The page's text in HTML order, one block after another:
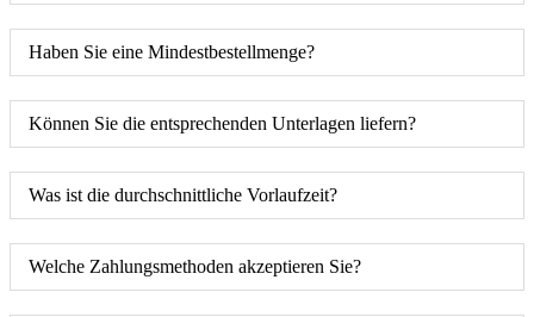
Haben Sie eine Mindestbestellmenge?
Können Sie die entsprechenden Unterlagen liefern?
Was ist die durchschnittliche Vorlaufzeit?
Welche Zahlungsmethoden akzeptieren Sie?